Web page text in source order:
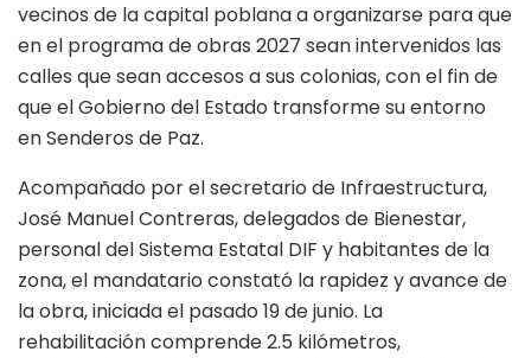
vecinos de la capital poblana a organizarse para que
en el programa de obras 2027 sean intervenidos las
calles que sean accesos a sus colonias, con el fin de
que el Gobierno del Estado transforme su entorno
en Senderos de Paz.
Acompañado por el secretario de Infraestructura,
José Manuel Contreras, delegados de Bienestar,
personal del Sistema Estatal DIF y habitantes de la
zona, el mandatario constató la rapidez y avance de
la obra, iniciada el pasado 19 de junio. La
rehabilitación comprende 2.5 kilómetros,